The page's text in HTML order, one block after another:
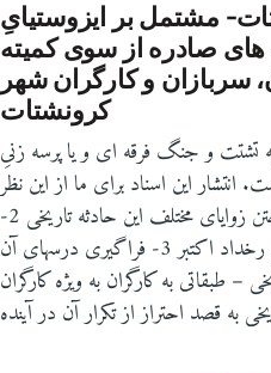
مشتمل بر ایزوستیایِ
های صادره از سوی کمیته
سربازان و کارگران شهر
کرونشتات
تشتت و جنگ فرقه ای و یا پرسه زنیِ
این اسناد برای ما از این نظر
ضرورت دارد: 1 - روشن ساختن زوایای مختلف این حادثه تاریخی 2-
شناخت از نقطه ضعف های رخداد اکتبر 3- فراگیری درسهای آن
– طبقاتی به کارگران به ویژه کارگران
به قصد احتراز از تکرار آن در آینده